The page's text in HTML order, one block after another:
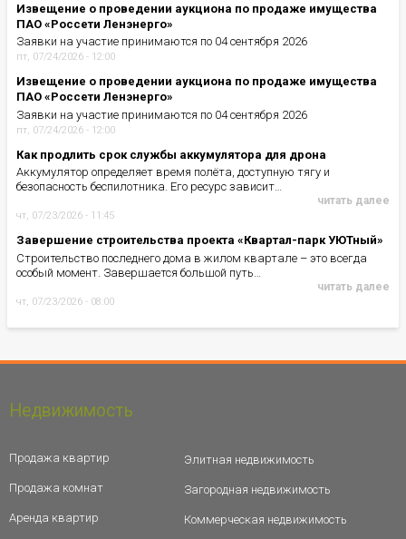
Извещение о проведении аукциона по продаже имущества
ПАО «Россети Ленэнерго»
Заявки на участие принимаются по 04 сентября 2026
пт, 07/24/2026 - 12:00
Извещение о проведении аукциона по продаже имущества
ПАО «Россети Ленэнерго»
Заявки на участие принимаются по 04 сентября 2026
пт, 07/24/2026 - 12:00
Как продлить срок службы аккумулятора для дрона
Аккумулятор определяет время полёта, доступную тягу и
безопасность беспилотника. Его ресурс зависит…
читать далее
чт, 07/23/2026 - 11:45
Завершение строительства проекта «Квартал-парк УЮТный»
Строительство последнего дома в жилом квартале – это всегда
особый момент. Завершается большой путь…
читать далее
чт, 07/23/2026 - 08:00
Недвижимость
Продажа квартир
Продажа комнат
Аренда квартир
Элитная недвижимость
Загородная недвижимость
Коммерческая недвижимость